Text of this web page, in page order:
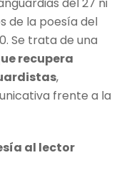
de la poesía del
Se trata de una
recupera
,
frente a la
al lector